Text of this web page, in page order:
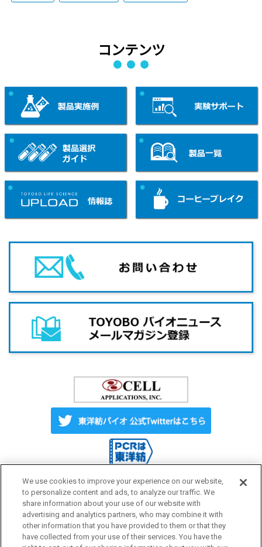
コンテンツ
Label License ご利用にあたって
We use cookies to improve your experience on our website,
to personalize content and ads, to analyze our traffic. We
share information about your use of our website with
advertising and analytics partners, who may combine it with
other information that you have provided to them or that they
have collected from your use of their services. You have the